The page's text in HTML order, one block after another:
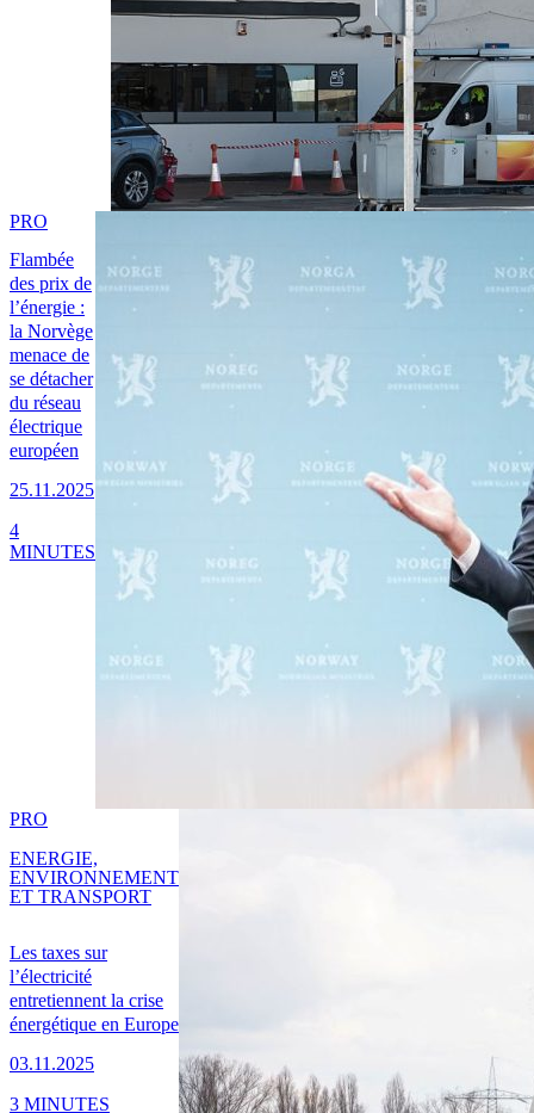
Flambée
des prix de
l’énergie :
la Norvège
menace de
se détacher
du réseau
électrique
européen
25.11.2025
PRO
4
MINUTES
Les taxes sur
l’électricité
entretiennent la crise
énergétique en Europe
03.11.2025
PRO
ENERGIE,
ENVIRONNEMENT
ET TRANSPORT
3 MINUTES